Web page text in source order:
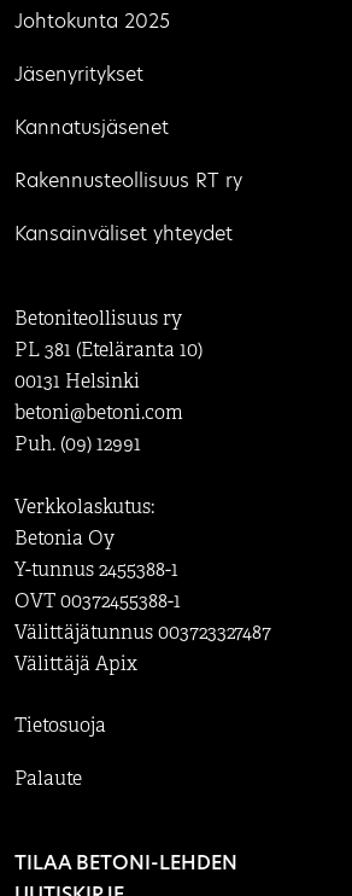
Johtokunta 2025
Jäsenyritykset
Kannatusjäsenet
Rakennusteollisuus RT ry
Kansainväliset yhteydet
Betoniteollisuus ry
PL 381 (Eteläranta 10)
00131 Helsinki
betoni@betoni.com
Puh. (09) 12991
Verkkolaskutus:
Betonia Oy
Y-tunnus 2455388-1
OVT 00372455388-1
Välittäjätunnus 003723327487
Välittäjä Apix
Tietosuoja
Palaute
TILAA BETONI-LEHDEN